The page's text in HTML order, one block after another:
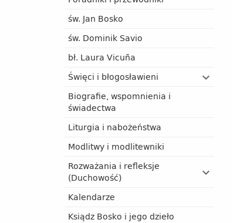
św. Jan Bosko
św. Dominik Savio
bł. Laura Vicuña
Święci i błogosławieni
Biografie, wspomnienia i
świadectwa
Liturgia i nabożeństwa
Modlitwy i modlitewniki
Rozważania i refleksje
(Duchowość)
Kalendarze
Ksiądz Bosko i jego dzieło